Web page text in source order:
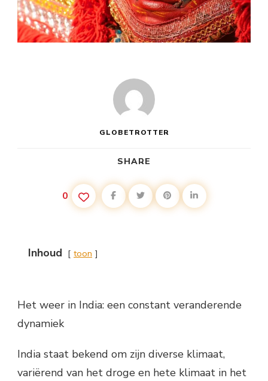
GLOBETROTTER
SHARE
0
Inhoud toon
Het weer in India: een constant veranderende
dynamiek
India staat bekend om zijn diverse klimaat,
variërend van het droge en hete klimaat in het